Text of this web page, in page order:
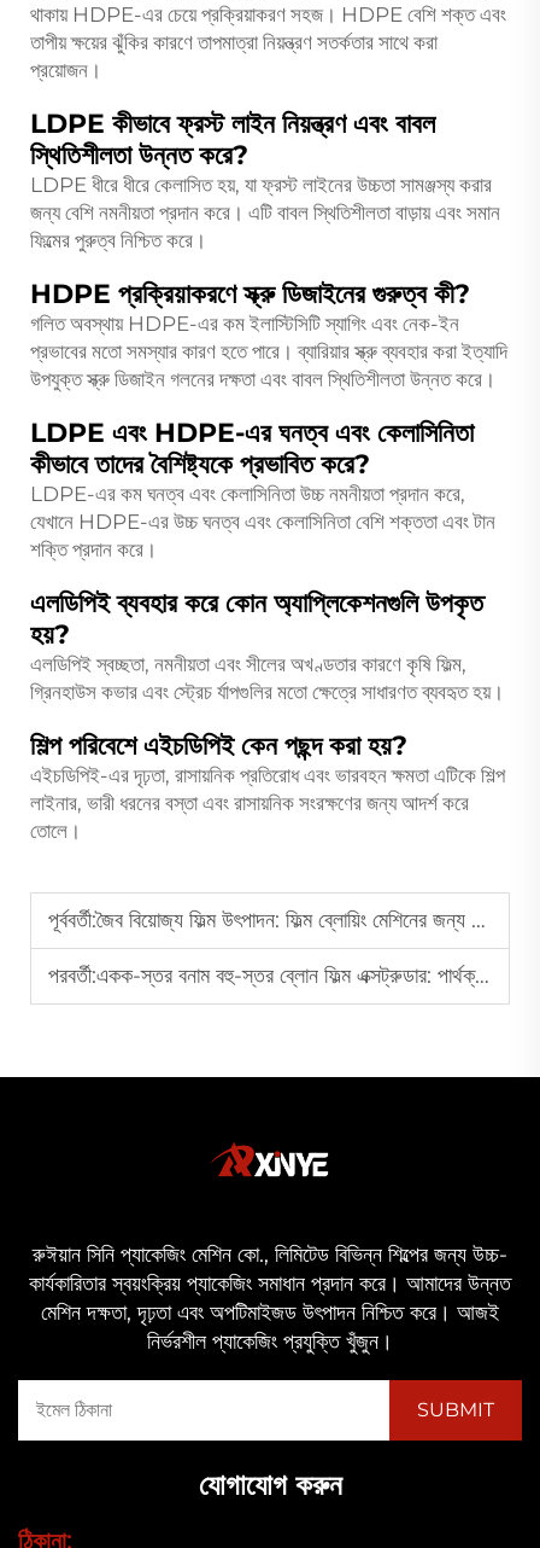
থাকায় HDPE-এর চেয়ে প্রক্রিয়াকরণ সহজ। HDPE বেশি শক্ত এবং
তাপীয় ক্ষয়ের ঝুঁকির কারণে তাপমাত্রা নিয়ন্ত্রণ সতর্কতার সাথে করা
প্রয়োজন।
LDPE কীভাবে ফ্রস্ট লাইন নিয়ন্ত্রণ এবং বাবল
স্থিতিশীলতা উন্নত করে?
LDPE ধীরে ধীরে কেলাসিত হয়, যা ফ্রস্ট লাইনের উচ্চতা সামঞ্জস্য করার
জন্য বেশি নমনীয়তা প্রদান করে। এটি বাবল স্থিতিশীলতা বাড়ায় এবং সমান
ফিল্মের পুরুত্ব নিশ্চিত করে।
HDPE প্রক্রিয়াকরণে স্ক্রু ডিজাইনের গুরুত্ব কী?
গলিত অবস্থায় HDPE-এর কম ইলাস্টিসিটি স্যাগিং এবং নেক-ইন
প্রভাবের মতো সমস্যার কারণ হতে পারে। ব্যারিয়ার স্ক্রু ব্যবহার করা ইত্যাদি
উপযুক্ত স্ক্রু ডিজাইন গলনের দক্ষতা এবং বাবল স্থিতিশীলতা উন্নত করে।
LDPE এবং HDPE-এর ঘনত্ব এবং কেলাসিনিতা
কীভাবে তাদের বৈশিষ্ট্যকে প্রভাবিত করে?
LDPE-এর কম ঘনত্ব এবং কেলাসিনিতা উচ্চ নমনীয়তা প্রদান করে,
যেখানে HDPE-এর উচ্চ ঘনত্ব এবং কেলাসিনিতা বেশি শক্ততা এবং টান
শক্তি প্রদান করে।
এলডিপিই ব্যবহার করে কোন অ্যাপ্লিকেশনগুলি উপকৃত
হয়?
এলডিপিই স্বচ্ছতা, নমনীয়তা এবং সীলের অখণ্ডতার কারণে কৃষি ফিল্ম,
গ্রিনহাউস কভার এবং স্ট্রেচ র্যাপগুলির মতো ক্ষেত্রে সাধারণত ব্যবহৃত হয়।
শিল্প পরিবেশে এইচডিপিই কেন পছন্দ করা হয়?
এইচডিপিই-এর দৃঢ়তা, রাসায়নিক প্রতিরোধ এবং ভারবহন ক্ষমতা এটিকে শিল্প
লাইনার, ভারী ধরনের বস্তা এবং রাসায়নিক সংরক্ষণের জন্য আদর্শ করে
তোলে।
পূর্ববর্তী:জৈব বিয়োজ্য ফিল্ম উৎপাদন: ফিল্ম ব্লোয়িং মেশিনের জন্য এক নতুন যুগ
পরবর্তী:একক-স্তর বনাম বহু-স্তর ব্লোন ফিল্ম এক্সট্রুডার: পার্থক্য কী?
রুঈয়ান সিনি প্যাকেজিং মেশিন কো., লিমিটেড বিভিন্ন শিল্পের জন্য উচ্চ-
কার্যকারিতার স্বয়ংক্রিয় প্যাকেজিং সমাধান প্রদান করে। আমাদের উন্নত
মেশিন দক্ষতা, দৃঢ়তা এবং অপটিমাইজড উৎপাদন নিশ্চিত করে। আজই
নির্ভরশীল প্যাকেজিং প্রযুক্তি খুঁজুন।
যোগাযোগ করুন
ঠিকানা: